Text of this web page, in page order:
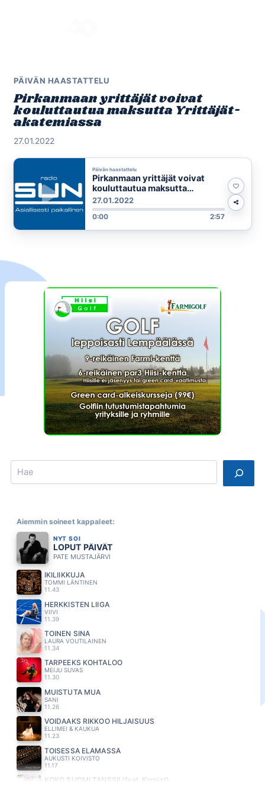
PÄIVÄN HAASTATTELU
Pirkanmaan yrittäjät voivat
kouluttautua maksutta Yrittäjät-
akatemiassa
27.01.2022
Päivän haastattelu
Pirkanmaan yrittäjät voivat
kouluttautua maksutta
Yrittäjät-akatemiassa
27.01.2022
0:00 2:57
Search
Aiemmin soineet kappaleet:
NYT SOI
LOPUT PÄIVÄT
PATE MUSTAJÄRVI
IKILIIKKUJA
TOMMI LÄNTINEN
11.43
HERKKISTEN LIIGA
VIIVI
11.39
TOINEN SINÄ
LAURA VOUTILAINEN
11.34
TARPEEKS KOHTALOO
MEIJU SUVAS
11.30
MUISTUTA MUA
SANI
11.26
VOIDAAKS RIKKOO HILJAISUUS
ELLIMEI & KAUKUA
11.23
TOISESSA ELÄMÄSSÄ
AUKUSTI KOIVISTO
11.17
KOKO SUOMI TANSSII (feat. Komiat)